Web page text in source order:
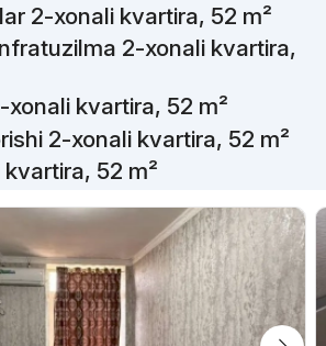
2-xonali kvartira, 52 m²
2-xonali kvartira,
kvartira, 52 m²
2-xonali kvartira, 52 m²
52 m²